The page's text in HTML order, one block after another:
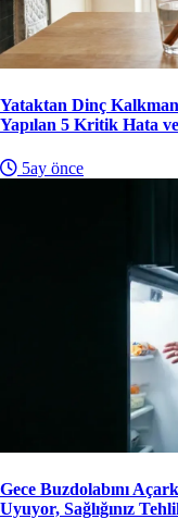
Yataktan Dinç
Yapılan 5 Kritik Hata
5ay önce
Gece Buzdolabını
Uyuyor, Sağlığınız